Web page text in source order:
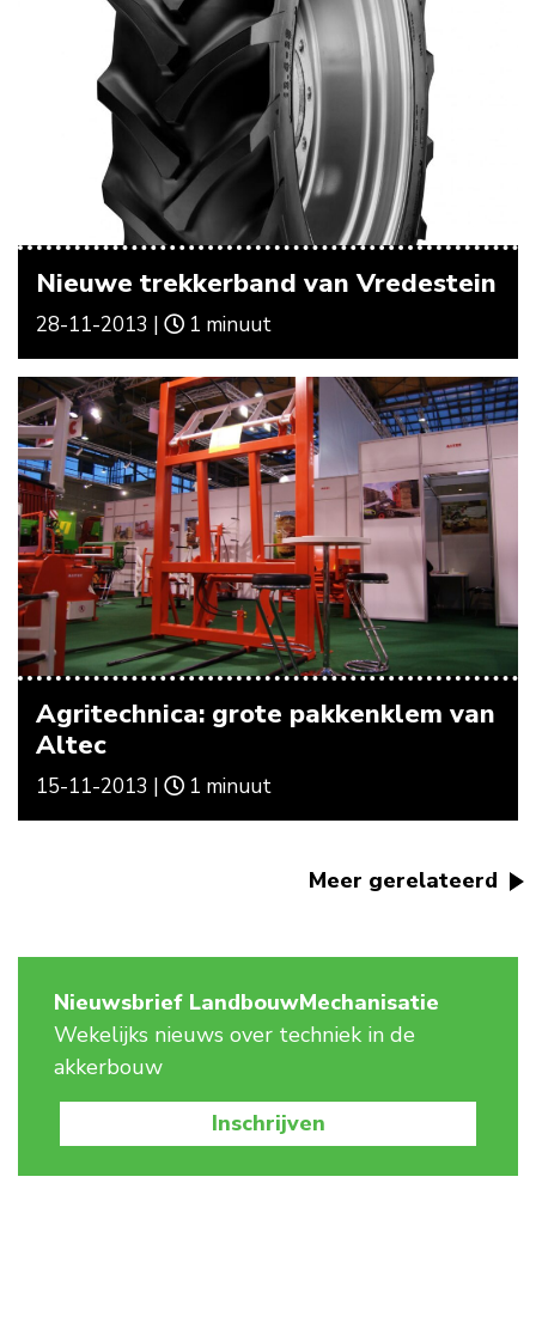
Nieuwe trekkerband van Vredestein
28-11-2013 | 1 minuut
Agritechnica: grote pakkenklem van
Altec
15-11-2013 | 1 minuut
Meer gerelateerd
Nieuwsbrief LandbouwMechanisatie
Wekelijks nieuws over techniek in de
akkerbouw
Inschrijven